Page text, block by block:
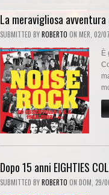
La meravigliosa avventura
SUBMITTED BYROBERTO ON MER, 02/
È
Dopo 15 anni EIGHTIES
SUBMITTED BYROBERTO ON DOM, 29/